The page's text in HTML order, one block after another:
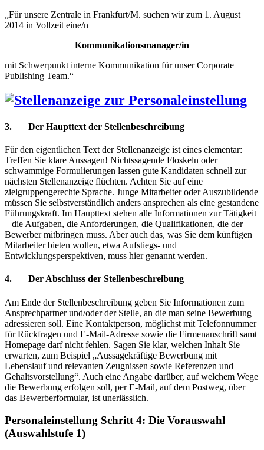
„Für unsere Zentrale in Frankfurt/M. suchen wir zum 1. August
2014 in Vollzeit eine/n
Kommunikationsmanager/in
mit Schwerpunkt interne Kommunikation für unser Corporate
Publishing Team.“
3. Der Haupttext der Stellenbeschreibung
Für den eigentlichen Text der Stellenanzeige ist eines elementar:
Treffen Sie klare Aussagen! Nichtssagende Floskeln oder
schwammige Formulierungen lassen gute Kandidaten schnell zur
nächsten Stellenanzeige flüchten. Achten Sie auf eine
zielgruppengerechte Sprache. Junge Mitarbeiter oder Auszubildende
müssen Sie selbstverständlich anders ansprechen als eine gestandene
Führungskraft. Im Haupttext stehen alle Informationen zur Tätigkeit
– die Aufgaben, die Anforderungen, die Qualifikationen, die der
Bewerber mitbringen muss. Aber auch das, was Sie dem künftigen
Mitarbeiter bieten wollen, etwa Aufstiegs- und
Entwicklungsperspektiven, muss hier genannt werden.
4. Der Abschluss der Stellenbeschreibung
Am Ende der Stellenbeschreibung geben Sie Informationen zum
Ansprechpartner und/oder der Stelle, an die man seine Bewerbung
adressieren soll. Eine Kontaktperson, möglichst mit Telefonnummer
für Rückfragen und E-Mail-Adresse sowie die Firmenanschrift samt
Homepage darf nicht fehlen. Sagen Sie klar, welchen Inhalt Sie
erwarten, zum Beispiel „Aussagekräftige Bewerbung mit
Lebenslauf und relevanten Zeugnissen sowie Referenzen und
Gehaltsvorstellung“. Auch eine Angabe darüber, auf welchem Wege
die Bewerbung erfolgen soll, per E-Mail, auf dem Postweg, über
das Bewerberformular, ist unerlässlich.
Personaleinstellung Schritt 4: Die Vorauswahl
(Auswahlstufe 1)